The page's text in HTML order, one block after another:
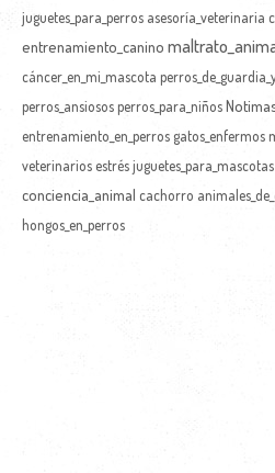
juguetes_para_perros asesoría_veterinaria
entrenamiento_canino
cáncer_en_mi_mascota
perros_ansiososperros_para_niños
entrenamiento_en_perros gatos_enfermos
veterinarios estrésjuguetes_para_mascotas
conciencia_animal cachorro
hongos_en_perros